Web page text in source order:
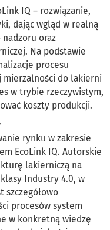
IQ – rozwiązanie,
dając wgląd w realną
nadzoru oraz
Na podstawie
procesu
mierzalności do lakierni
w trybie rzeczywistym,
koszty produkcji.
rynku w zakresie
EcoLink IQ. Autorskie
lakierniczą na
Industry 4.0, w
szczegółowo
procesów system
w konkretną wiedzę